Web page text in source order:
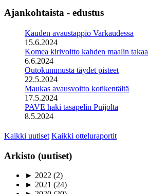
Ajankohtaista - edustus
Kauden avaustappio Varkaudessa
15.6.2024
Komea kirivoitto kahden maalin takaa
6.6.2024
Outokummusta täydet pisteet
22.5.2024
Maukas avausvoitto kotikentältä
17.5.2024
PAVE haki tasapelin Puijolta
8.5.2024
Kaikki uutiset Kaikki otteluraportit
Arkisto (uutiset)
► 2022 (2)
► 2021 (24)